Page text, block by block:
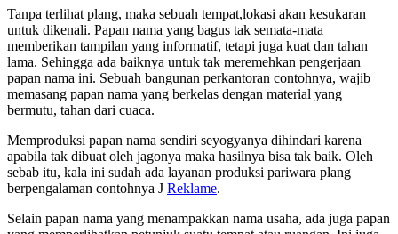
Tanpa terlihat plang, maka sebuah tempat,lokasi akan kesukaran
untuk dikenali. Papan nama yang bagus tak semata-mata
memberikan tampilan yang informatif, tetapi juga kuat dan tahan
lama. Sehingga ada baiknya untuk tak meremehkan pengerjaan
papan nama ini. Sebuah bangunan perkantoran contohnya, wajib
memasang papan nama yang berkelas dengan material yang
bermutu, tahan dari cuaca.
Memproduksi papan nama sendiri seyogyanya dihindari karena
apabila tak dibuat oleh jagonya maka hasilnya bisa tak baik. Oleh
sebab itu, kala ini sudah ada layanan produksi pariwara plang
berpengalaman contohnya J Reklame.
Selain papan nama yang menampakkan nama usaha, ada juga papan